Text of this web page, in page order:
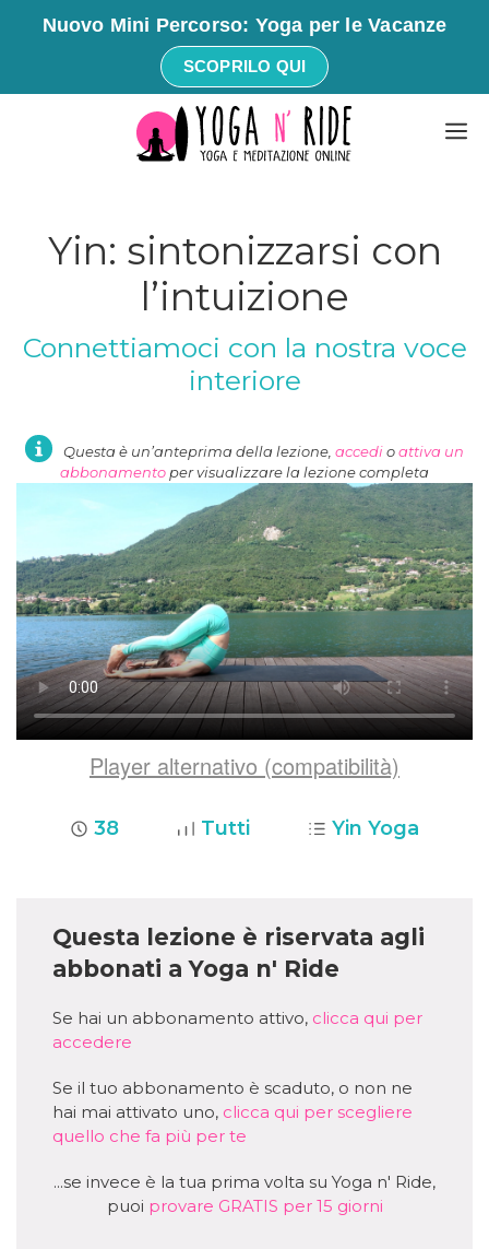
Nuovo Mini Percorso: Yoga per le Vacanze
SCOPRILO QUI
Yin: sintonizzarsi con
l’intuizione
Connettiamoci con la nostra voce
interiore
Questa è un’anteprima della lezione, accedioattiva un
abbonamento per visualizzare la lezione completa
Player alternativo (compatibilità)
38 Tutti Yin Yoga
Questa lezione è riservata agli
abbonati a Yoga n' Ride
Se hai un abbonamento attivo, clicca qui per
accedere
Se il tuo abbonamento è scaduto, o non ne
hai mai attivato uno, clicca qui per scegliere
quello che fa più per te
...se invece è la tua prima volta su Yoga n' Ride,
puoi provare GRATIS per 15 giorni